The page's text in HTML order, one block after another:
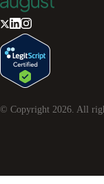
© Copyright 2026 . All